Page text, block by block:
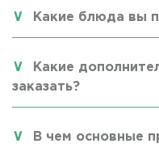
Какие блюда вы
Какие
заказать?
В чем основные